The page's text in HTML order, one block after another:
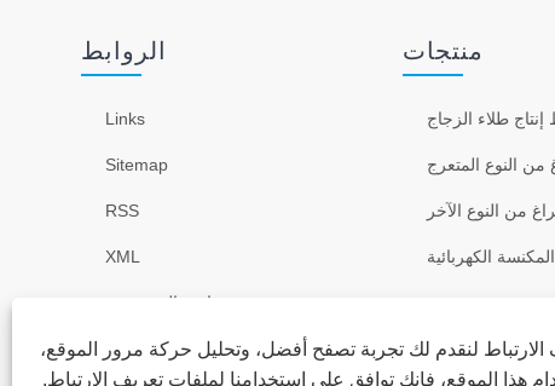
لنقدم لك تجربة تصفح أفضل، وتحليل حركة مرور الموقع،
هذا الموقع، فإنك توافق على استخدامنا لملفات تعريف الارتباط.
منتجات
طلاء الزجاج
من النوع المتعرج
من النوع الآخر
الكهربائية
الروابط
Links
Sitemap
RSS
XML
سياسة الخصوصية